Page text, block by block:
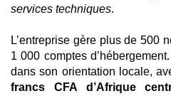
services techniques.
L’entreprise gère plus de 500
1 000 comptes
dans son orientation locale,
francs CFA d’Afrique